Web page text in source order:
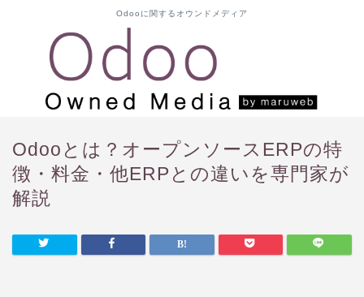
Odooに関するオウンドメディア
Odooとは？オープンソースERPの特
徴・料金・他ERPとの違いを専門家が
解説